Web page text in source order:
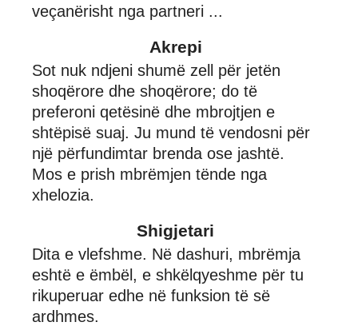
veçanërisht nga partneri ...
Akrepi
Sot nuk ndjeni shumë zell për jetën
shoqërore dhe shoqërore; do të
preferoni qetësinë dhe mbrojtjen e
shtëpisë suaj. Ju mund të vendosni për
një përfundimtar brenda ose jashtë.
Mos e prish mbrëmjen tënde nga
xhelozia.
Shigjetari
Dita e vlefshme. Në dashuri, mbrëmja
eshtë e ëmbël, e shkëlqyeshme për tu
rikuperuar edhe në funksion të së
ardhmes.